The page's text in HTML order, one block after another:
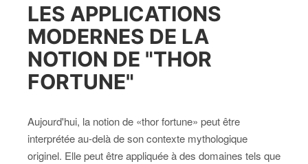
LES APPLICATIONS
MODERNES DE LA
NOTION DE "THOR
FORTUNE"
Aujourd'hui, la notion de «thor fortune» peut être
interprétée au-delà de son contexte mythologique
originel. Elle peut être appliquée à des domaines tels que